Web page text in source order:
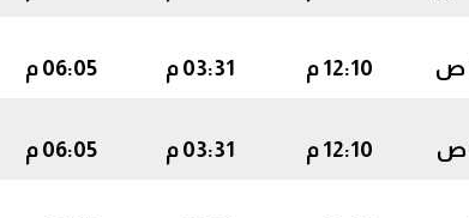
12:10 م 03:31 م 06:05 م
12:10 م 03:31 م 06:05 م